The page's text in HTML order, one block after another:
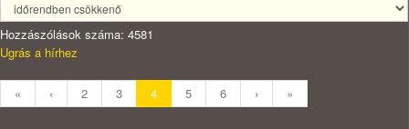
Hozzászólások száma: 4581
Ugrás a hírhez
« ‹ 2 3 4 5 6 › »